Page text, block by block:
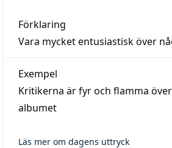
Förklaring
Vara mycket entusiastisk över
Exempel
Kritikerna är fyr och flamma
albumet
Läs mer om dagens uttryck